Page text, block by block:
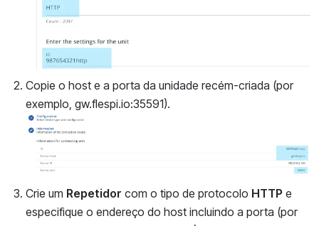
Copie o host e a porta da unidade recém-criada (por
exemplo, gw.flespi.io:35591).
Crie um Repetidor com o tipo de protocolo HTTP e
especifique o endereço do host incluindo a porta (por